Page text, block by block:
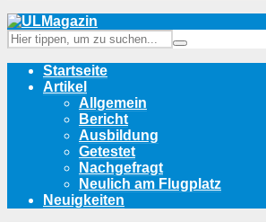
Startseite
Artikel
Allgemein
Bericht
Ausbildung
Getestet
Nachgefragt
Neulich am Flugplatz
Neuigkeiten